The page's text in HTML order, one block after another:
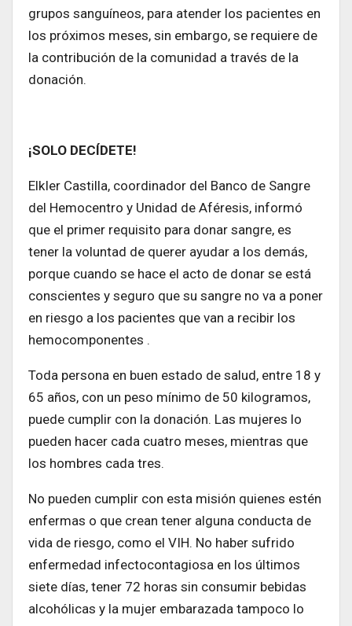
grupos sanguíneos, para atender los pacientes en
los próximos meses, sin embargo, se requiere de
la contribución de la comunidad a través de la
donación.
¡SOLO DECÍDETE!
ElkIer Castilla, coordinador del Banco de Sangre
del Hemocentro y Unidad de Aféresis, informó
que el primer requisito para donar sangre, es
tener la voluntad de querer ayudar a los demás,
porque cuando se hace el acto de donar se está
conscientes y seguro que su sangre no va a poner
en riesgo a los pacientes que van a recibir los
hemocomponentes .
Toda persona en buen estado de salud, entre 18 y
65 años, con un peso mínimo de 50 kilogramos,
puede cumplir con la donación. Las mujeres lo
pueden hacer cada cuatro meses, mientras que
los hombres cada tres.
No pueden cumplir con esta misión quienes estén
enfermas o que crean tener alguna conducta de
vida de riesgo, como el VIH. No haber sufrido
enfermedad infectocontagiosa en los últimos
siete días, tener 72 horas sin consumir bebidas
alcohólicas y la mujer embarazada tampoco lo